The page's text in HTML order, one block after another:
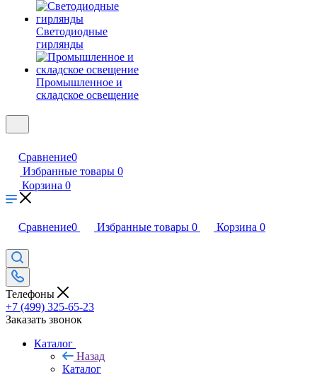
Светодиодные
гирлянды
Промышленное и
складское освещение
Сравнение0
Избранные товары 0
Корзина 0
Сравнение0 Избранные товары 0 Корзина 0
Телефоны
+7 (499) 325-65-23
Заказать звонок
Каталог
Назад
Каталог